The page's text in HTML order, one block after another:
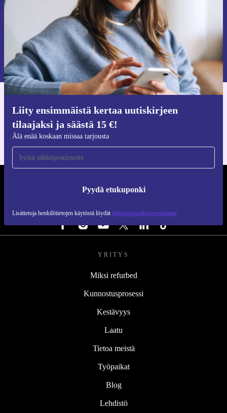
Liity ensimmäistä kertaa uutiskirjeen
tilaajaksi ja säästä 15 €!
Älä enää koskaan missaa tarjousta
Pyydä etukuponki
Lisätietoja henkilötietojen käytöstä löydät tietosuojaselosteestamme
Pyydä etukuponki
Lisätietoja henkilötietojen käytöstä löydättietosuojaselosteestamme.
iOS:lle ja Androidille
YRITYS
Miksi refurbed
Kunnostusprosessi
Kestävyys
Laatu
Tietoa meistä
Työpaikat
Blog
Lehdistö